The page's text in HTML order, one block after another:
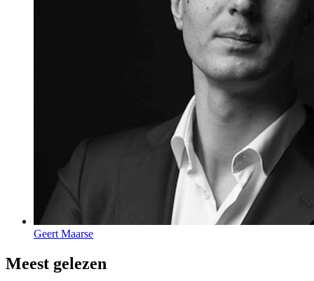
Geert Maarse
Meest gelezen